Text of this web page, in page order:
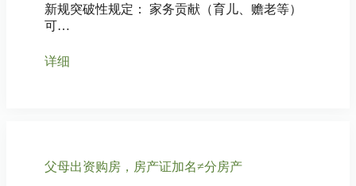
新规突破性规定： 家务贡献（育儿、赡老等）
可…
详细
父母出资购房，房产证加名≠分房产